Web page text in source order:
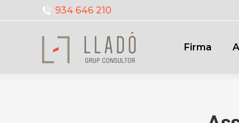
934 646 210
Firma